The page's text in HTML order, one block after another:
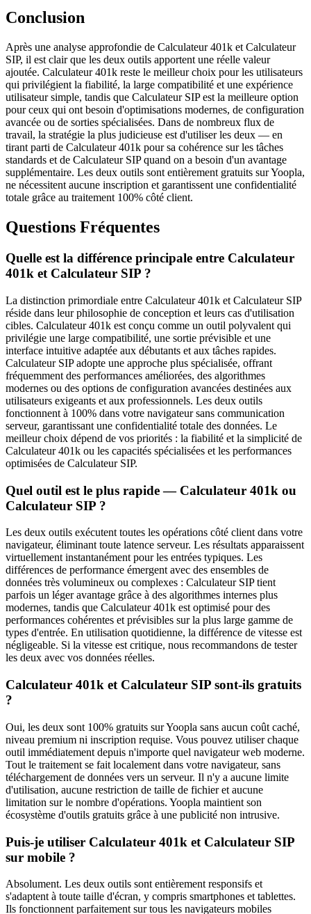
Conclusion
Après une analyse approfondie de Calculateur 401k et Calculateur
SIP, il est clair que les deux outils apportent une réelle valeur
ajoutée. Calculateur 401k reste le meilleur choix pour les utilisateurs
qui privilégient la fiabilité, la large compatibilité et une expérience
utilisateur simple, tandis que Calculateur SIP est la meilleure option
pour ceux qui ont besoin d'optimisations modernes, de configuration
avancée ou de sorties spécialisées. Dans de nombreux flux de
travail, la stratégie la plus judicieuse est d'utiliser les deux — en
tirant parti de Calculateur 401k pour sa cohérence sur les tâches
standards et de Calculateur SIP quand on a besoin d'un avantage
supplémentaire. Les deux outils sont entièrement gratuits sur Yoopla,
ne nécessitent aucune inscription et garantissent une confidentialité
totale grâce au traitement 100% côté client.
Questions Fréquentes
Quelle est la différence principale entre Calculateur
401k et Calculateur SIP ?
La distinction primordiale entre Calculateur 401k et Calculateur SIP
réside dans leur philosophie de conception et leurs cas d'utilisation
cibles. Calculateur 401k est conçu comme un outil polyvalent qui
privilégie une large compatibilité, une sortie prévisible et une
interface intuitive adaptée aux débutants et aux tâches rapides.
Calculateur SIP adopte une approche plus spécialisée, offrant
fréquemment des performances améliorées, des algorithmes
modernes ou des options de configuration avancées destinées aux
utilisateurs exigeants et aux professionnels. Les deux outils
fonctionnent à 100% dans votre navigateur sans communication
serveur, garantissant une confidentialité totale des données. Le
meilleur choix dépend de vos priorités : la fiabilité et la simplicité de
Calculateur 401k ou les capacités spécialisées et les performances
optimisées de Calculateur SIP.
Quel outil est le plus rapide — Calculateur 401k ou
Calculateur SIP ?
Les deux outils exécutent toutes les opérations côté client dans votre
navigateur, éliminant toute latence serveur. Les résultats apparaissent
virtuellement instantanément pour les entrées typiques. Les
différences de performance émergent avec des ensembles de
données très volumineux ou complexes : Calculateur SIP tient
parfois un léger avantage grâce à des algorithmes internes plus
modernes, tandis que Calculateur 401k est optimisé pour des
performances cohérentes et prévisibles sur la plus large gamme de
types d'entrée. En utilisation quotidienne, la différence de vitesse est
négligeable. Si la vitesse est critique, nous recommandons de tester
les deux avec vos données réelles.
Calculateur 401k et Calculateur SIP sont-ils gratuits
?
Oui, les deux sont 100% gratuits sur Yoopla sans aucun coût caché,
niveau premium ni inscription requise. Vous pouvez utiliser chaque
outil immédiatement depuis n'importe quel navigateur web moderne.
Tout le traitement se fait localement dans votre navigateur, sans
téléchargement de données vers un serveur. Il n'y a aucune limite
d'utilisation, aucune restriction de taille de fichier et aucune
limitation sur le nombre d'opérations. Yoopla maintient son
écosystème d'outils gratuits grâce à une publicité non intrusive.
Puis-je utiliser Calculateur 401k et Calculateur SIP
sur mobile ?
Absolument. Les deux outils sont entièrement responsifs et
s'adaptent à toute taille d'écran, y compris smartphones et tablettes.
Ils fonctionnent parfaitement sur tous les navigateurs mobiles